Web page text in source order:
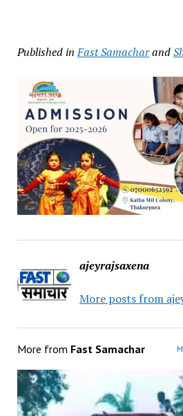
Published in Fast Samacharand
ajeyrajsaxena
More posts from
More from Fast Samachar